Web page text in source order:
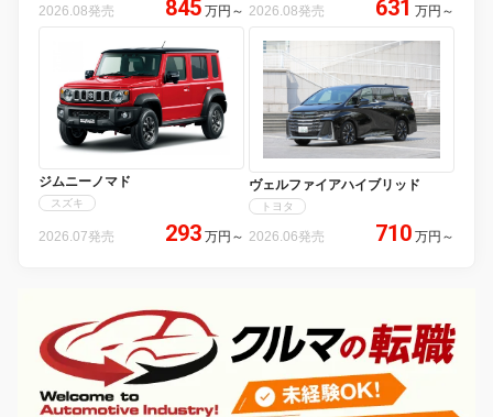
2026.08発売 845 万円 ～ 2026.08発売 631 万円 ～
ジムニーノマド
スズキ
2026.07発売 293 万円 ～
ヴェルファイアハイブリッド
トヨタ
2026.06発売 710 万円 ～